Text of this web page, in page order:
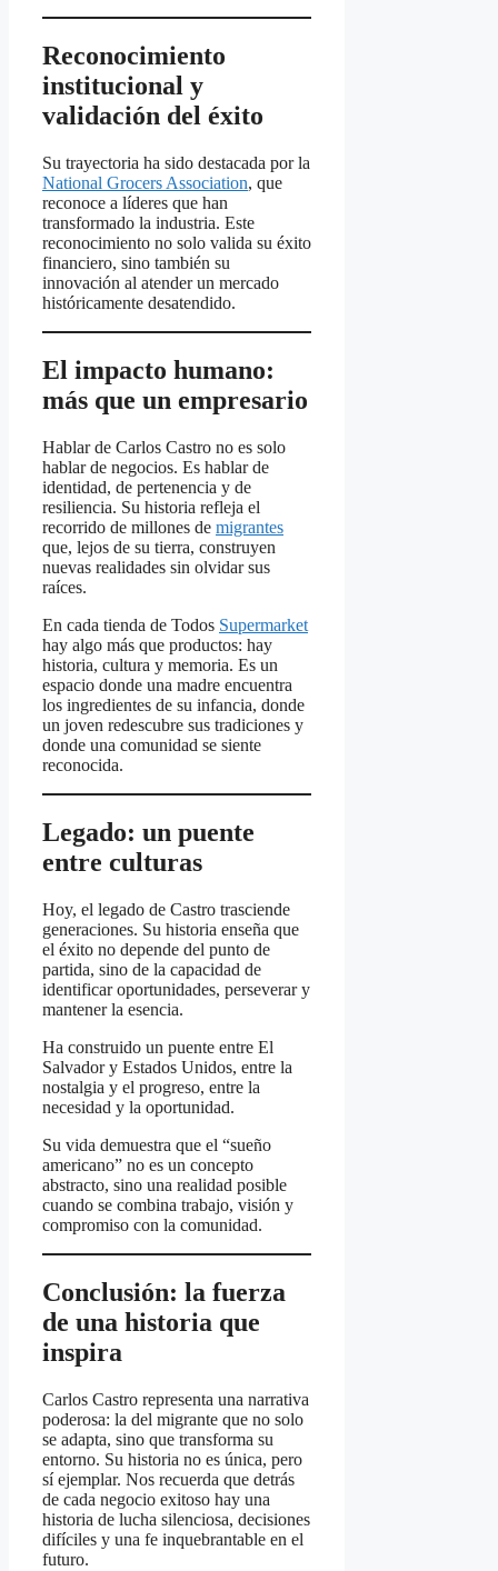
Reconocimiento
institucional y
validación del éxito
Su trayectoria ha sido destacada por la
National Grocers Association, que
reconoce a líderes que han
transformado la industria. Este
reconocimiento no solo valida su éxito
financiero, sino también su
innovación al atender un mercado
históricamente desatendido.
El impacto humano:
más que un empresario
Hablar de Carlos Castro no es solo
hablar de negocios. Es hablar de
identidad, de pertenencia y de
resiliencia. Su historia refleja el
recorrido de millones de migrantes
que, lejos de su tierra, construyen
nuevas realidades sin olvidar sus
raíces.
En cada tienda de Todos Supermarket
hay algo más que productos: hay
historia, cultura y memoria. Es un
espacio donde una madre encuentra
los ingredientes de su infancia, donde
un joven redescubre sus tradiciones y
donde una comunidad se siente
reconocida.
Legado: un puente
entre culturas
Hoy, el legado de Castro trasciende
generaciones. Su historia enseña que
el éxito no depende del punto de
partida, sino de la capacidad de
identificar oportunidades, perseverar y
mantener la esencia.
Ha construido un puente entre El
Salvador y Estados Unidos, entre la
nostalgia y el progreso, entre la
necesidad y la oportunidad.
Su vida demuestra que el “sueño
americano” no es un concepto
abstracto, sino una realidad posible
cuando se combina trabajo, visión y
compromiso con la comunidad.
Conclusión: la fuerza
de una historia que
inspira
Carlos Castro representa una narrativa
poderosa: la del migrante que no solo
se adapta, sino que transforma su
entorno. Su historia no es única, pero
sí ejemplar. Nos recuerda que detrás
de cada negocio exitoso hay una
historia de lucha silenciosa, decisiones
difíciles y una fe inquebrantable en el
futuro.